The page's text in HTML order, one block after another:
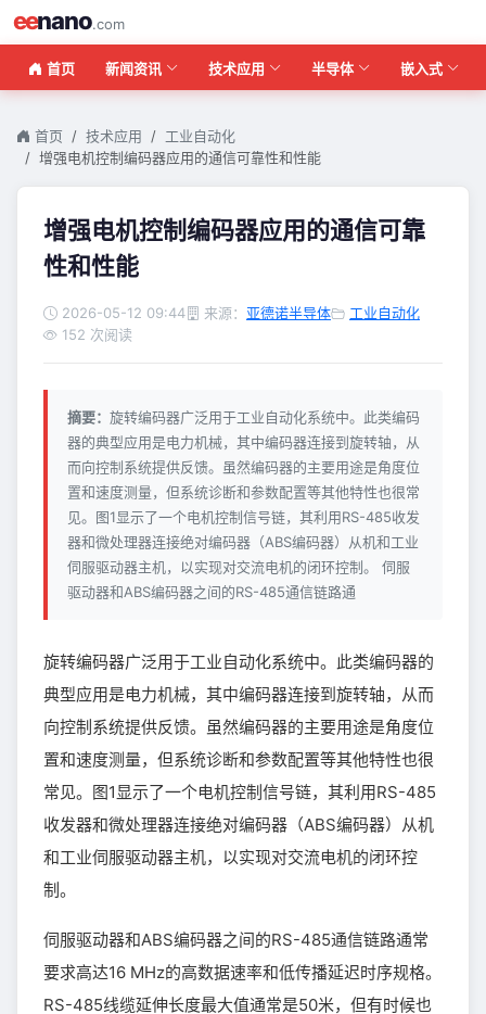
eenano.com
首页 新闻资讯 技术应用 半导体 嵌入式
首页 技术应用
工业自动化
增强电机控制编码器应用的通信可靠性和性能
增强电机控制编码器应用的通信可靠
性和性能
2026-05-12 09:44 来源： 亚德诺半导体
工业自动化
152 次阅读
摘要： 旋转编码器广泛用于工业自动化系统中。此类编码
器的典型应用是电力机械，其中编码器连接到旋转轴，从
而向控制系统提供反馈。虽然编码器的主要用途是角度位
置和速度测量，但系统诊断和参数配置等其他特性也很常
见。图1显示了一个电机控制信号链，其利用RS-485收发
器和微处理器连接绝对编码器（ABS编码器）从机和工业
伺服驱动器主机，以实现对交流电机的闭环控制。 伺服
驱动器和ABS编码器之间的RS-485通信链路通
旋转编码器广泛用于工业自动化系统中。此类编码器的
典型应用是电力机械，其中编码器连接到旋转轴，从而
向控制系统提供反馈。虽然编码器的主要用途是角度位
置和速度测量，但系统诊断和参数配置等其他特性也很
常见。图1显示了一个电机控制信号链，其利用RS-485
收发器和微处理器连接绝对编码器（ABS编码器）从机
和工业伺服驱动器主机，以实现对交流电机的闭环控
制。
伺服驱动器和ABS编码器之间的RS-485通信链路通常
要求高达16 MHz的高数据速率和低传播延迟时序规格。
RS-485线缆延伸长度最大值通常是50米，但有时候也